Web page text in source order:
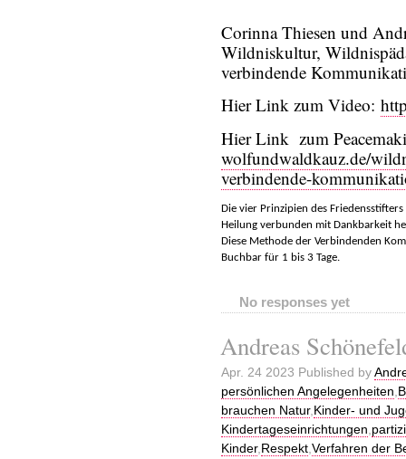
Corinna Thiesen und
Wildniskultur,
verbindende
Hier Link zum Video:
Hier Link zum
wolfundwaldkauz.de/
verbindende-
Die vier Prinzipien des
Heilung verbunden mit Dankbarkeit
Diese Methode der Verbindenden
Buchbar für 1 bis 3 Tage.
No responses yet
Andreas
Apr. 24 2023 Published by
persönlichen Angelegenheiten,
brauchen Natur,Kinder- und
Kindertageseinrichtungen,
Kinder,Respekt,Verfahren der